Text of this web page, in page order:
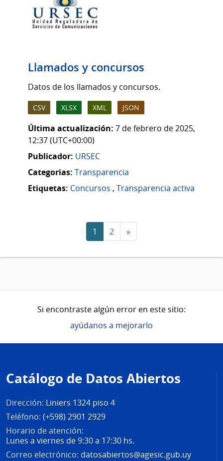
Llamados y concursos
Datos de los llamados y concursos.
CSV XLSX XML JSON
Última actualización: 7 de febrero de 2025,
12:37 (UTC+00:00)
Publicador: URSEC
Categorias: Transparencia
Etiquetas: Concursos , Transparencia activa
1 2 »
Si encontraste algún error en este sitio:
ayúdanos a mejorarlo
de
página
Catálogo de Datos Abiertos
Dirección: Liniers 1324 piso 4
Teléfono: (+598) 2901 2929
Horario de atención:
Lunes a viernes de 9:30 a 17:30 hs.
Correo electrónico: datosabiertos@agesic.gub.uy